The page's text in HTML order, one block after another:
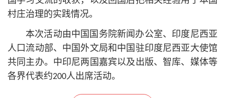
村庄治理的实践情况。
本次活动由中国国务院新闻办公室、印度尼西亚
人口流动部、中国外文局和中国驻印度尼西亚大使馆
共同主办。中印尼两国嘉宾以及出版、智库、媒体等
各界代表约200人出席活动。